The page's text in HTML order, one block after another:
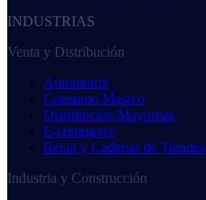
INDUSTRIAS
Venta y Distribución
Automotriz
Consumo Masivo
Distribución Mayorista
E-commerce
Retail y Cadenas de Tiendas
Industria y Construcción